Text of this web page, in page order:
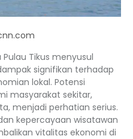
Tikus menyusul
signifikan terhadap
lokal. Potensi
masyarakat sekitar,
menjadi perhatian serius.
kepercayaan wisatawan
vitalitas ekonomi di